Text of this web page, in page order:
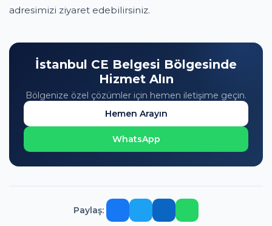
adresimizi ziyaret edebilirsiniz.
İstanbul CE Belgesi Bölgesinde
Hizmet Alın
Bölgenize özel çözümler için hemen iletişime geçin.
Hemen Arayın
WhatsApp
Paylaş: